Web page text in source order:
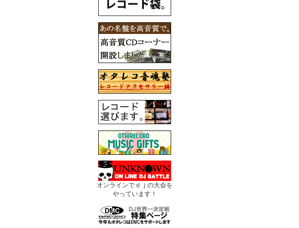
オンラインでｄｊの大会を
やっています！